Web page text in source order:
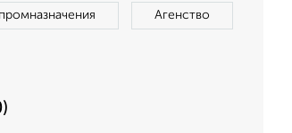
Агенство